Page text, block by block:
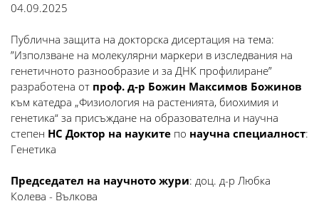
04.09.2025
Публична защита на докторска дисертация на тема:
”Използване на молекулярни маркери в изследвания на
генетичното разнообразие и за ДНК профилиране”
разработена от проф. д-р Божин Максимов Божинов
към катедра „Физиология на растенията, биохимия и
генетика“ за присъждане на образователна и научна
степен НС Доктор на науките по научна специалност:
Генетика
Председател на научното жури: доц. д-р Любка
Колева - Вълкова